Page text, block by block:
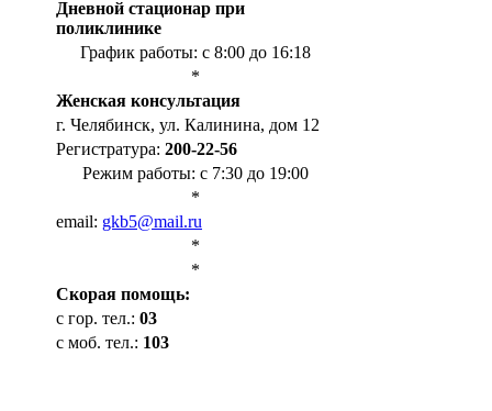
Дневной стационар при
поликлинике
График работы: с 8:00 до 16:18
*
Женская консультация
г. Челябинск, ул. Калинина, дом 12
Регистратура: 200-22-56
Режим работы: с 7:30 до 19:00
*
email: gkb5@mail.ru
*
*
Cкорая помощь:
с гор. тел.: 03
с моб. тел.: 103